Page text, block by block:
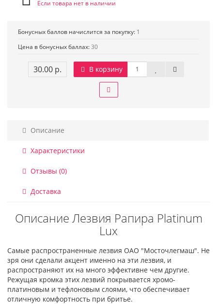
Если товара нет в наличии
Бонусных баллов начислится за покупку: 1
Цена в бонусных баллах: 30
30.00 р. В корзину
Описание
Характеристики
Отзывы (0)
Доставка
Описание Лезвия Рапира Platinum
Lux
Самые распространенные лезвия ОАО "Мосточлегмаш". Не
зря они сделали акцент именно на эти лезвия, и
распространяют их на много эффективне чем другие.
Режущая кромка этих лезвий покрывается хромо-
платиновым и тефлоновым слоями, что обеспечивает
отличную комфортность при бритье.